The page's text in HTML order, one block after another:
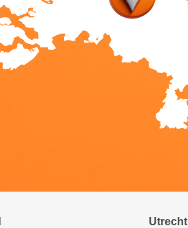
Utrecht